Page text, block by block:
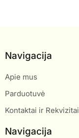
Navigacija
Apie mus
Parduotuvė
Kontaktai ir Rekvizitai
Navigacija